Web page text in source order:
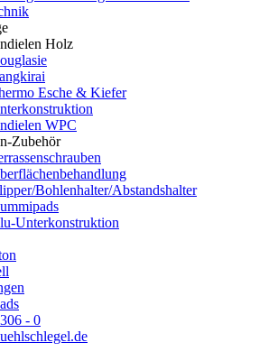
Holz
Esche & Kiefer
WPC
Zubehör
Bohlenhalter/Abstandshalter
Unterkonstruktion
- 0